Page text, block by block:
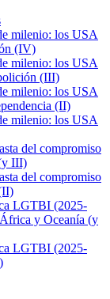
milenio: los USA
(IV)
milenio: los USA
(III)
milenio: los USA
(II)
milenio: los USA
del compromiso
III)
del compromiso
LGTBI (2025-
y Oceanía (y
LGTBI (2025-